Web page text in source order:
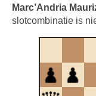
Marc’Andria
slotcombinatie is